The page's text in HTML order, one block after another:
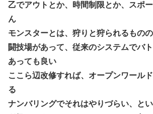
乙でアウトとか、時間制限とか、スポ
ん
モンスターとは、狩りと狩られるもの
闘技場があって、従来のシステムでバ
あっても良い
ここら辺改修すれば、オープンワール
る
ナンバリングでそれはやりづらい、と